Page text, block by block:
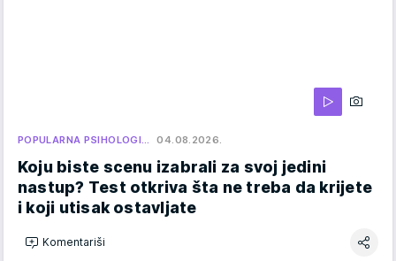
POPULARNA PSIHOLOGI… 04.08.2026.
Koju biste scenu izabrali za svoj jedini
nastup? Test otkriva šta ne treba da krijete
i koji utisak ostavljate
Komentariši